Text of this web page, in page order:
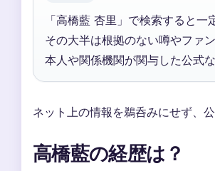
「高橋藍 杏里」で検索すると
その大半は根拠のない噂やファ
本人や関係機関が関与した公式
ネット上の情報を鵜呑みにせず、
高橋藍の経歴は？